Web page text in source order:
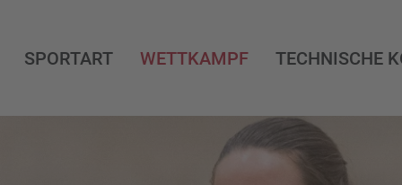
SPORTART WETTKAMPF TECHNISCHE